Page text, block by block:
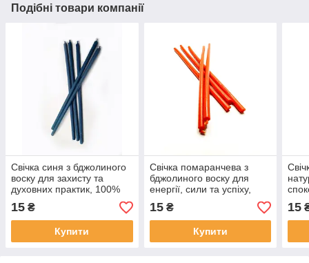
Подібні товари компанії
Свічка синя з бджолиного
воску для захисту та
духовних практик, 100%
натуральна, езотерична
15 ₴
Купити
Свічка помаранчева з
бджолиного воску для
енергії, сили та успіху,
натуральна воскова,
езотерична
15₴
Купити
15